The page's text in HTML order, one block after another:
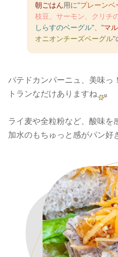
朝ごはん用に"プレーンベ
枝豆、サーモン、クリチ
しらすのベーグル"、 "マ
オニオンチーズベーグル"
パテドカンパーニュ、美味っ
トランなだけありますね
ライ麦や全粒粉など、酸味を
加水のもちゅっと感がパン好